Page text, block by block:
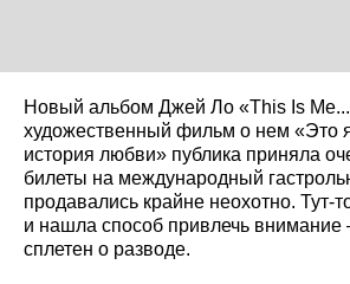
Новый альбом Джей Ло «This Is
художественный фильм о нем «Это
история любви» публика приняла
билеты на международный
продавались крайне неохотно. Тут-
и нашла способ привлечь
сплетен о разводе.